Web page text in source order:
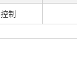
制